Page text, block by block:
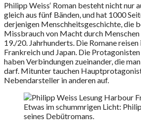
Philipp Weiss‘ Roman besteht nicht nur
gleich aus fünf Bänden, und hat 1000
derjenigen Menschheitsgeschichte, die
Missbrauch von Macht durch Menschen
19./20. Jahrhunderts. Die Romane
Frankreich und Japan. Die
haben Verbindungen zueinander, die
darf. Mitunter tauchen
Nebendarsteller in anderen auf.
Etwas im schummrigen Licht:
seines Debütromans.